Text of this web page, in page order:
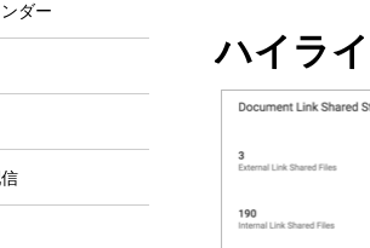
ダー
ハイラ